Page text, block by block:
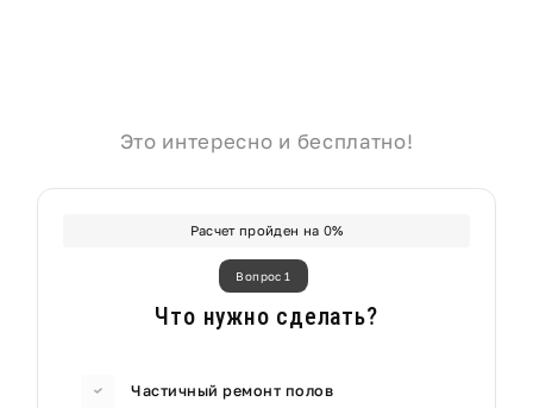
Это интересно и бесплатно!
Расчет пройден на 0%
Вопрос 1
Что нужно сделать?
Частичный ремонт полов